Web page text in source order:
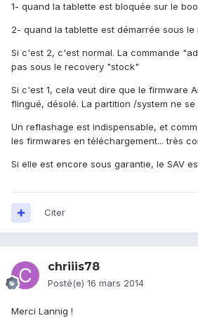
1- quand la tablette est bloquée sur le
2- quand la tablette est démarrée sous le
Si c'est 2, c'est normal. La commande
pas sous le recovery "stock"
Si c'est 1, cela veut dire que le firmware
flingué, désolé. La partition /system ne se
Un reflashage est indispensable, et
les firmwares en téléchargement... très
Si elle est encore sous garantie, le SAV
Citer
chriiis78
Posté(e) 16 mars 2014
Merci Lannig !